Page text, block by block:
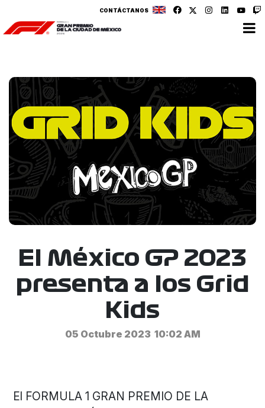
CONTÁCTANOS
El México GP 2023
presenta a los Grid
Kids
05 Octubre 2023 10:02 AM
El FORMULA 1 GRAN PREMIO DE LA